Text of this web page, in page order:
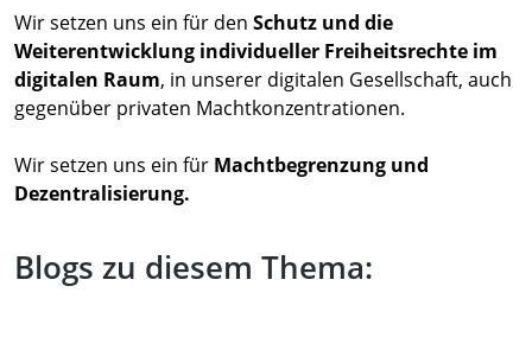
Wir setzen uns ein für den Schutz und die
Weiterentwicklung individueller Freiheitsrechte im
digitalen Raum, in unserer digitalen Gesellschaft, auch
gegenüber privaten Machtkonzentrationen.
Wir setzen uns ein für Machtbegrenzung und
Dezentralisierung.
Blogs zu diesem Thema: